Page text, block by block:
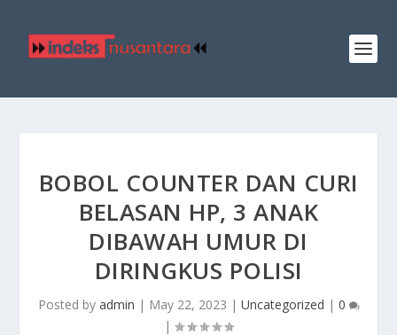
BOBOL COUNTER DAN CURI
BELASAN HP, 3 ANAK
DIBAWAH UMUR DI
DIRINGKUS POLISI
Posted by admin | May 22, 2023 | Uncategorized | 0
|